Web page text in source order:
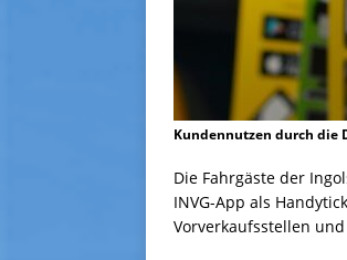
Kundennutzen durch die
Die Fahrgäste der
INVG-App als
Vorverkaufsstellen